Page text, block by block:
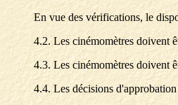
En vue des vérifications, le
4.2. Les cinémomètres doivent
4.3. Les cinémomètres doivent
4.4. Les décisions